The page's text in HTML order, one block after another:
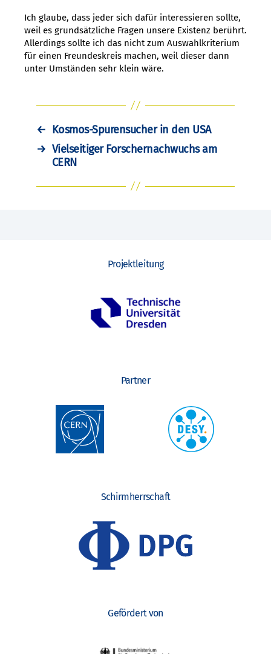
Ich glaube, dass jeder sich dafür interessieren sollte,
weil es grundsätzliche Fragen unsere Existenz berührt.
Allerdings sollte ich das nicht zum Auswahlkriterium
für einen Freundeskreis machen, weil dieser dann
unter Umständen sehr klein wäre.
← Kosmos-Spurensucher in den USA
→ Vielseitiger Forschernachwuchs am
CERN
Projektleitung
Partner
Schirmherrschaft
Gefördert von